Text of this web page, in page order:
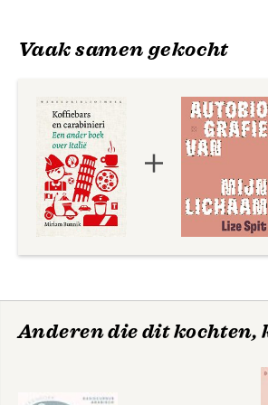
'Italië-expert Miriam Bunnik schrijft
Italiaanse tradities, passies en cultuur. Een
ogen bekijkt.' ZIN
'Miriam Bunnik weet steeds iets nieuws
gesprekken met de plaatselijke bevolking.'
'Om blij van te worden.' Trouw
Vaak samen gekocht
Anderen die dit kochten,